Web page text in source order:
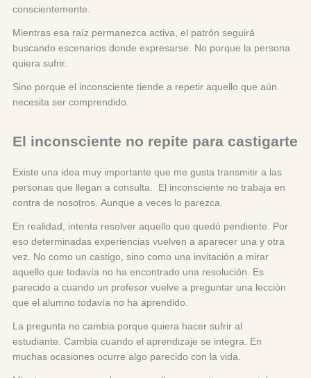
conscientemente.
Mientras esa raíz permanezca activa, el patrón seguirá
buscando escenarios donde expresarse. No porque la persona
quiera sufrir.
Sino porque el inconsciente tiende a repetir aquello que aún
necesita ser comprendido.
El inconsciente no repite para castigarte
Existe una idea muy importante que me gusta transmitir a las
personas que llegan a consulta. El inconsciente no trabaja en
contra de nosotros. Aunque a veces lo parezca.
En realidad, intenta resolver aquello que quedó pendiente. Por
eso determinadas experiencias vuelven a aparecer una y otra
vez. No como un castigo, sino como una invitación a mirar
aquello que todavía no ha encontrado una resolución. Es
parecido a cuando un profesor vuelve a preguntar una lección
que el alumno todavía no ha aprendido.
La pregunta no cambia porque quiera hacer sufrir al
estudiante. Cambia cuando el aprendizaje se integra. En
muchas ocasiones ocurre algo parecido con la vida.